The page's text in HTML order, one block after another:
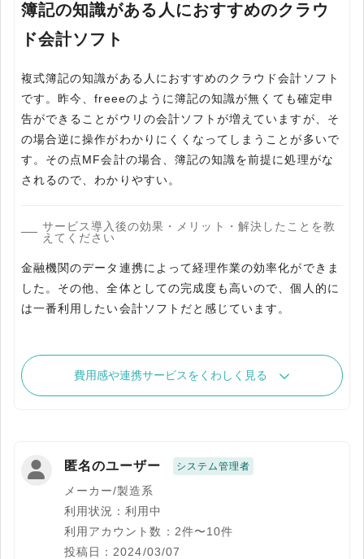
簿記の知識がある人におすすめのクラウ
ド会計ソフト
複式簿記の知識がある人におすすめのクラウド会計ソフト
です。昨今、freeeのように簿記の知識が無くても確定申
告ができることがウリの会計ソフトが増えていますが、そ
の場合逆に操作がわかりにくくなってしまうことが多いで
す。その点MF会計の場合、簿記の知識を前提に処理がな
されるので、わかりやすい。
サービス導入後の効果・メリット・解決したことを教
えてください
金融機関のデータ連携によって経理作業の効率化ができま
した。その他、全体としての完成度も高いので、個人的に
は一番利用したい会計ソフトだと感じています。
費用感や連携サービスをくわしく見る
匿名のユーザー システム管理者
メーカー/製造系
利用状況：利用中
利用アカウント数：2件〜10件
投稿日：2024/03/07